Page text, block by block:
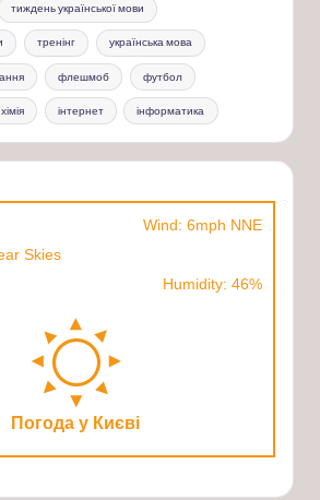
тиждень української мови
тренінг українська мова
флешмоб футбол
хімія інтернет інформатика
Wind: 6mph NNE
Skies
Humidity: 46%
Погода у Києві